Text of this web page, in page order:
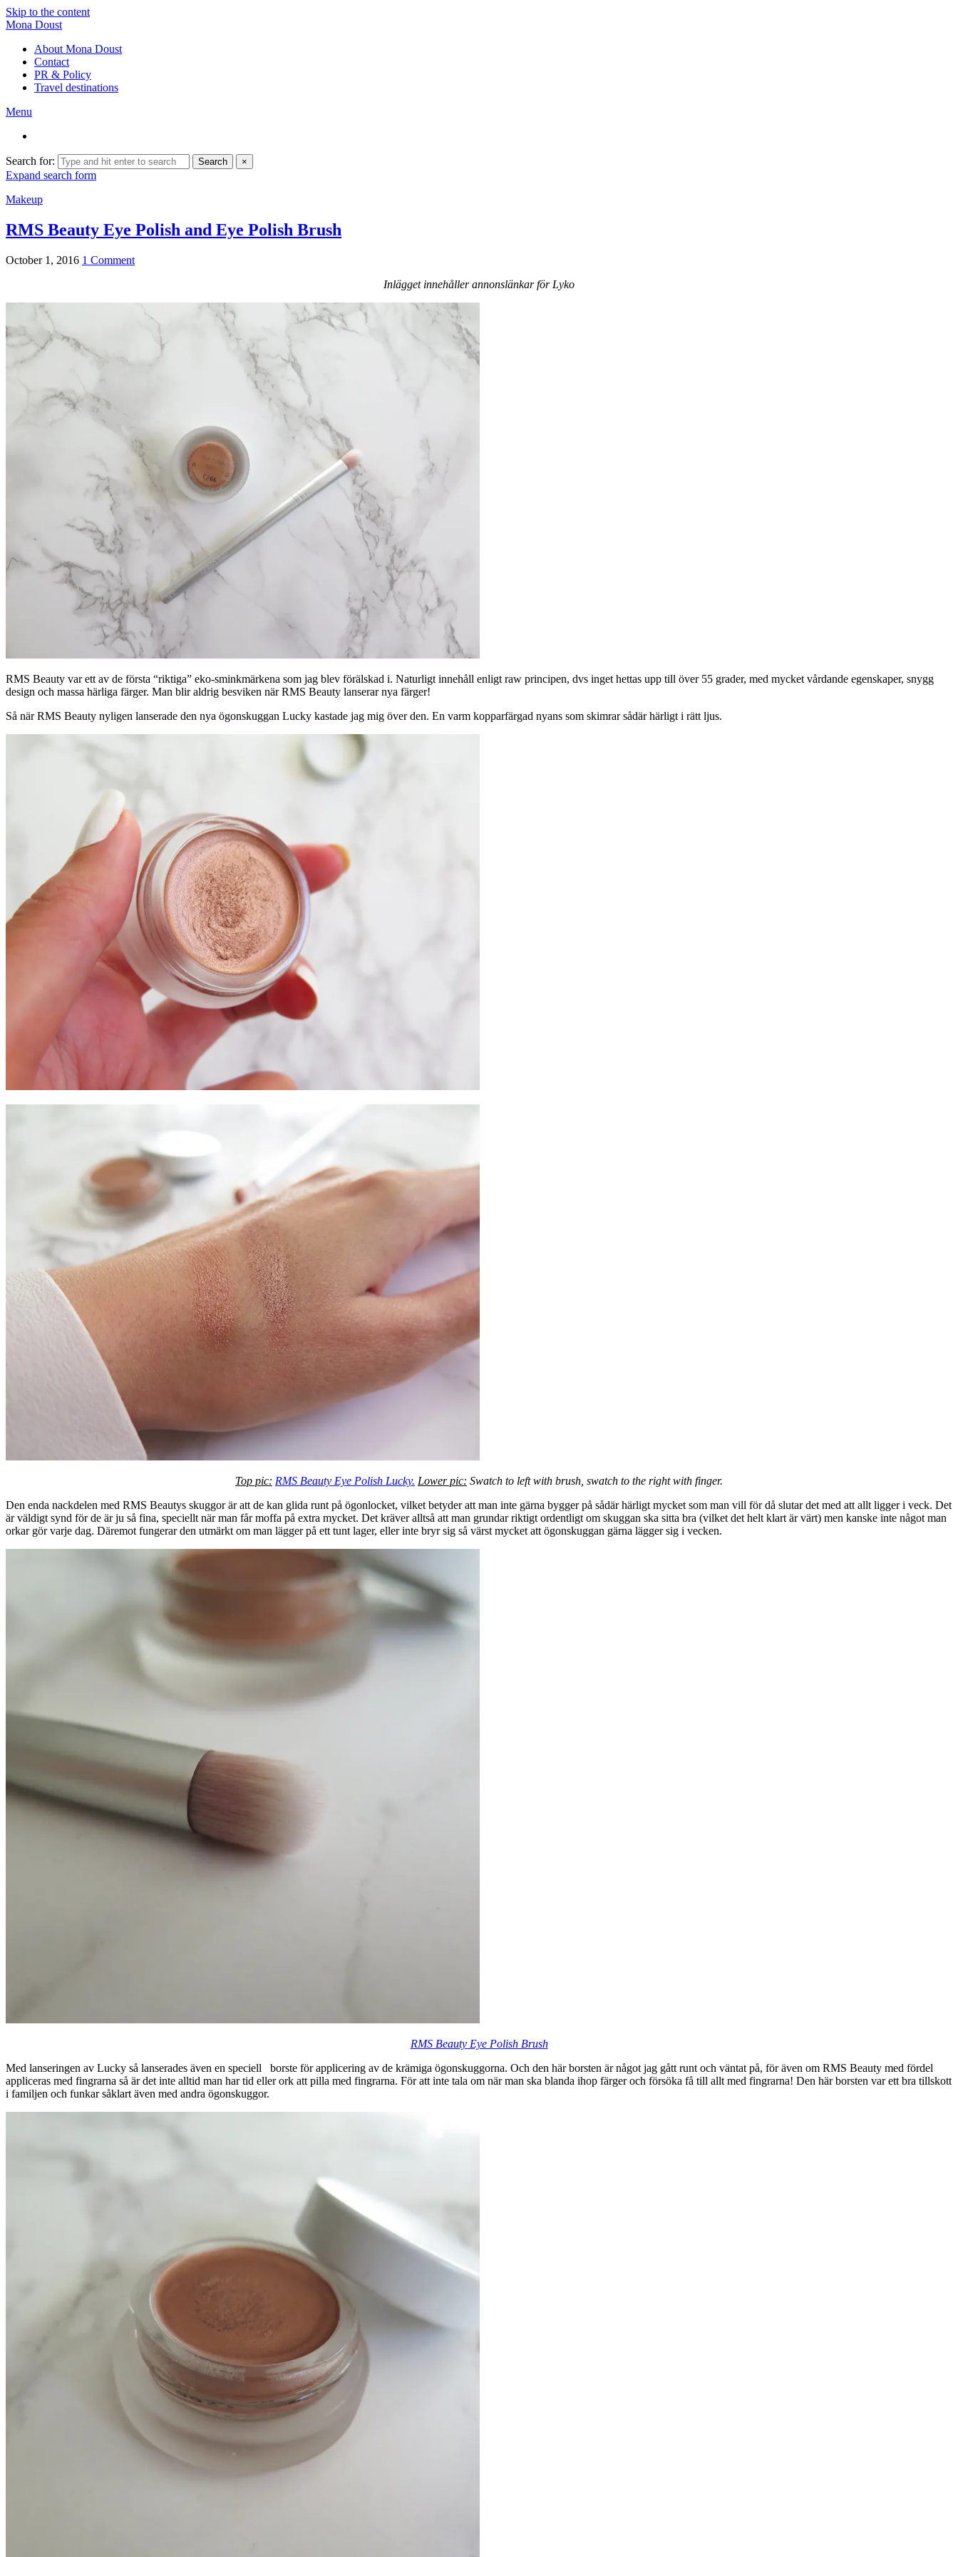
Skip to the content
Mona Doust
About Mona Doust
Contact
PR & Policy
Travel destinations
Menu
Search for: Search ×
Expand search form
Makeup
RMS Beauty Eye Polish and Eye Polish Brush
October 1, 2016 1 Comment
Inlägget innehåller annonslänkar för Lyko
RMS Beauty var ett av de första “riktiga” eko-sminkmärkena som jag blev förälskad i. Naturligt innehåll enligt raw principen, dvs inget hettas upp till över 55 grader, med mycket vårdande egenskaper, snygg
design och massa härliga färger. Man blir aldrig besviken när RMS Beauty lanserar nya färger!
Så när RMS Beauty nyligen lanserade den nya ögonskuggan Lucky kastade jag mig över den. En varm kopparfärgad nyans som skimrar sådär härligt i rätt ljus.
Top pic: RMS Beauty Eye Polish Lucky. Lower pic: Swatch to left with brush, swatch to the right with finger.
Den enda nackdelen med RMS Beautys skuggor är att de kan glida runt på ögonlocket, vilket betyder att man inte gärna bygger på sådär härligt mycket som man vill för då slutar det med att allt ligger i veck. Det
är väldigt synd för de är ju så fina, speciellt när man får moffa på extra mycket. Det kräver alltså att man grundar riktigt ordentligt om skuggan ska sitta bra (vilket det helt klart är värt) men kanske inte något man
orkar gör varje dag. Däremot fungerar den utmärkt om man lägger på ett tunt lager, eller inte bryr sig så värst mycket att ögonskuggan gärna lägger sig i vecken.
RMS Beauty Eye Polish Brush
Med lanseringen av Lucky så lanserades även en speciell borste för applicering av de krämiga ögonskuggorna. Och den här borsten är något jag gått runt och väntat på, för även om RMS Beauty med fördel
appliceras med fingrarna så är det inte alltid man har tid eller ork att pilla med fingrarna. För att inte tala om när man ska blanda ihop färger och försöka få till allt med fingrarna! Den här borsten var ett bra tillskott
i familjen och funkar såklart även med andra ögonskuggor.